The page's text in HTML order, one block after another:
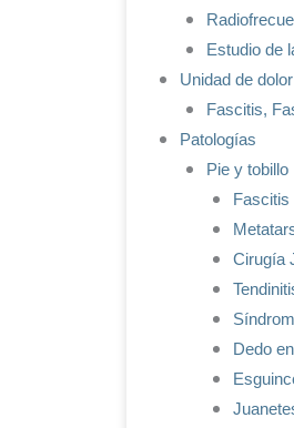
Estudio de
Unidad de
Fascitis,
Patologías
Pie y tobillo
Fascitis
Cirugía
Dedo